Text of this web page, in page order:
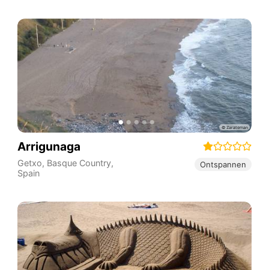
Arrigunaga
Getxo, Basque Country,
Spain
Ontspannen